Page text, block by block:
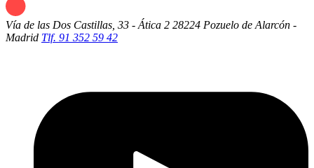
Vía de las Dos Castillas, 33 - Ática 2 28224 Pozuelo de Alarcón -
Madrid Tlf. 91 352 59 42